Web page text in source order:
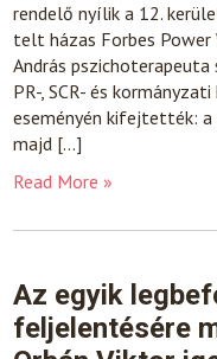
rendelő nyílik a 12.
telt házas Forbes Power
András pszichoterapeuta
PR-, SCR- és
eseményén kifejtették:
majd […]
Read More »
Az egyik
feljelentésére